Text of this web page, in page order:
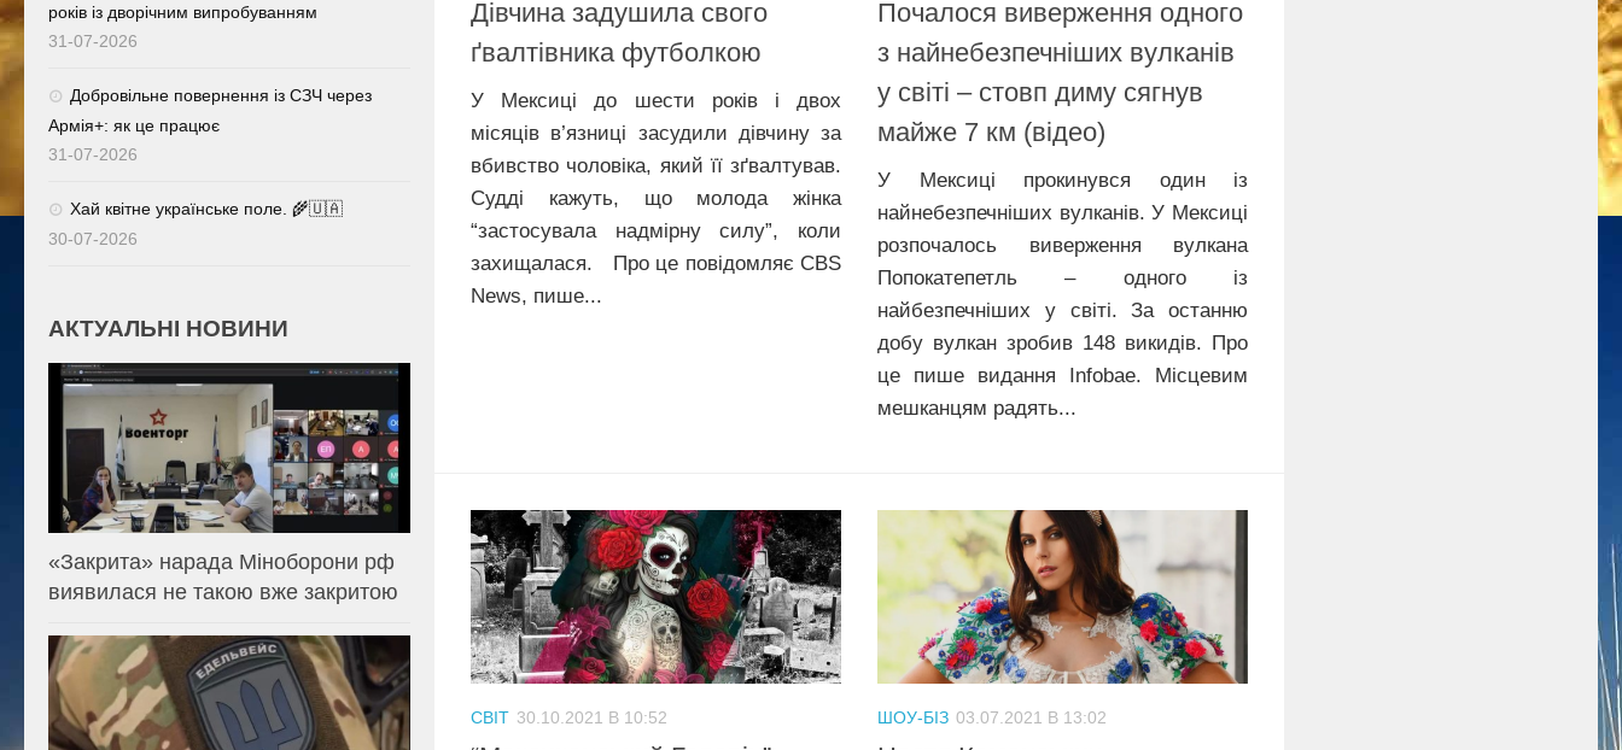
Дівчина задушила свого
ґвалтівника футболкою
У Мексиці до шести років і двох
місяців в’язниці засудили дівчину за
вбивство чоловіка, який її зґвалтував.
Судді кажуть, що молода жінка
“застосувала надмірну силу”, коли
захищалася. Про це повідомляє CBS
News, пише...
Почалося виверження одного
з найнебезпечніших вулканів
у світі – стовп диму сягнув
майже 7 км (відео)
У Мексиці прокинувся один із
найнебезпечніших вулканів. У Мексиці
розпочалось виверження вулкана
Попокатепетль – одного із
найбезпечніших у світі. За останню
добу вулкан зробив 148 викидів. Про
це пише видання Infobae. Місцевим
мешканцям радять...
СВІТ 30.10.2021 В 10:52 ШОУ-БІЗ 03.07.2021 В 13:02
років із дворічним випробуванням
31-07-2026
Добровільне повернення із СЗЧ через
Армія+: як це працює
31-07-2026
Хай квітне українське поле. 🌾🇺🇦
30-07-2026
АКТУАЛЬНІ НОВИНИ
«Закрита» нарада Міноборони рф
виявилася не такою вже закритою